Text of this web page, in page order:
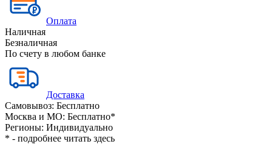
Оплата
Наличная
Безналичная
По счету в любом банке
Доставка
Самовывоз: Бесплатно
Москва и МО: Бесплатно*
Регионы: Индивидуально
* - подробнее читать здесь